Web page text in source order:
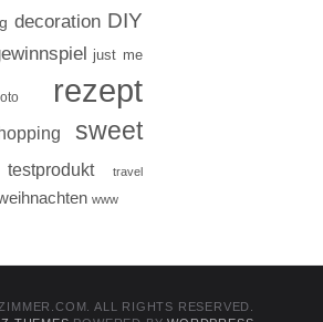
decoration DIY
just me
rezept
sweet
testprodukt travel
www
ALL RIGHTS RESERVED.